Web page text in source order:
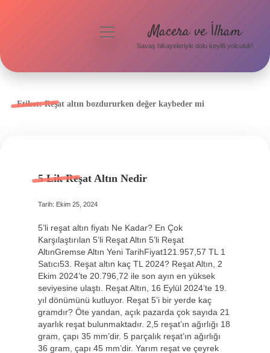
Yasal Uyarı
menüyü
aç
Macera ve İlham
Savaş hikayeleriyle dolu keyifli yolculuk!
Etiket:Reşat altın bozdururken değer kaybeder mi
5 Lik Reşat Altın Nedir
Tarih: Ekim 25, 2024
5’li reşat altın fiyatı Ne Kadar? En Çok
Karşılaştırılan 5’li Reşat Altın 5’li Reşat
AltınGremse Altın Yeni TarihFiyat121.957,57 TL 1
Satıcı53. Reşat altın kaç TL 2024? Reşat Altın, 2
Ekim 2024’te 20.796,72 ile son ayın en yüksek
seviyesine ulaştı. Reşat Altın, 16 Eylül 2024’te 19.
yıl dönümünü kutluyor. Reşat 5’i bir yerde kaç
gramdır? Öte yandan, açık pazarda çok sayıda 21
ayarlık reşat bulunmaktadır. 2,5 reşat’ın ağırlığı 18
gram, çapı 35 mm’dir. 5 parçalık reşat’ın ağırlığı
36 gram, çapı 45 mm’dir. Yarım reşat ve çeyrek